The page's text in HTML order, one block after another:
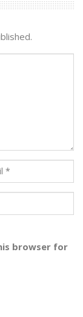
browser for